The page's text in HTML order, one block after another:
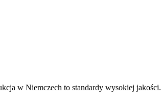
w Niemczech to standardy wysokiej jakości.